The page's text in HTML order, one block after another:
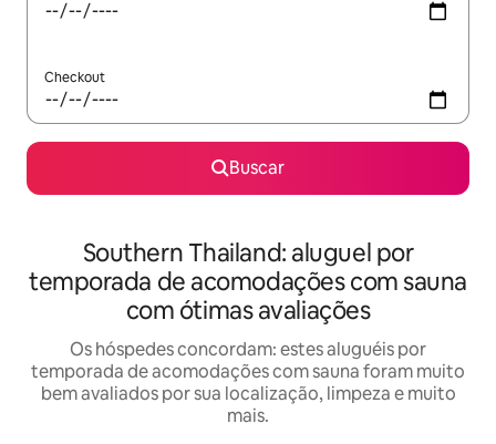
Checkout
Buscar
Southern Thailand: aluguel por
temporada de acomodações com sauna
com ótimas avaliações
Os hóspedes concordam: estes aluguéis por
temporada de acomodações com sauna foram muito
bem avaliados por sua localização, limpeza e muito
mais.